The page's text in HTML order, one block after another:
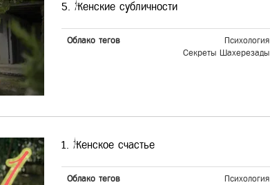
5. Женские субличности
Облако тегов
Психология
Секреты Шахерезады
1. Женское счастье
Облако тегов
Психология